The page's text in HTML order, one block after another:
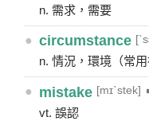
n. 需求，需要
● circumstance
n. 情況，環境（常用
● mistake [mɪˋstek]
vt. 誤認